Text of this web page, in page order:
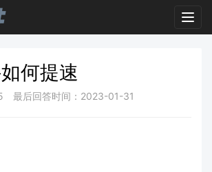
何提速
最后回答时间：2023-01-31